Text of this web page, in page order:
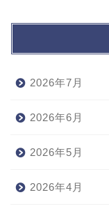
2026年7月
2026年6月
2026年5月
2026年4月